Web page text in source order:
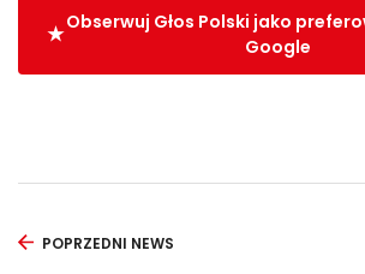
Obserwuj Głos Polski jako
Google
POPRZEDNI NEWS